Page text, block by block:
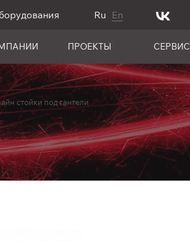
Ru En
ПРОЕКТЫ СЕРВИС
стойки под гантели